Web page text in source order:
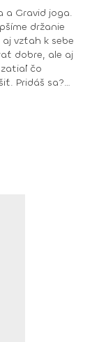
držanie
vzťah k sebe
dobre, ale aj
čo
aj vo
hodinách v
Brno, 2013 •